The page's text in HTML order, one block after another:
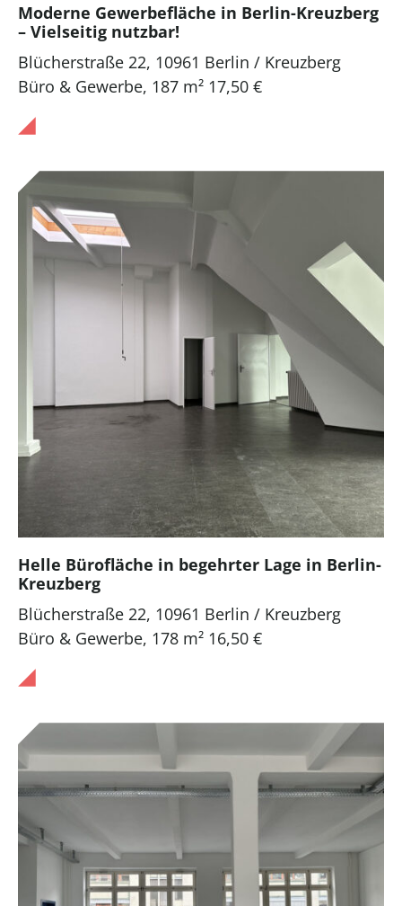
Moderne Gewerbefläche in Berlin-Kreuzberg
– Vielseitig nutzbar!
Blücherstraße 22, 10961 Berlin / Kreuzberg
Büro & Gewerbe, 187 m² 17,50 €
Helle Bürofläche in begehrter Lage in Berlin-
Kreuzberg
Blücherstraße 22, 10961 Berlin / Kreuzberg
Büro & Gewerbe, 178 m² 16,50 €